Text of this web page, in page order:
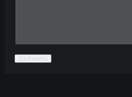
Добавить